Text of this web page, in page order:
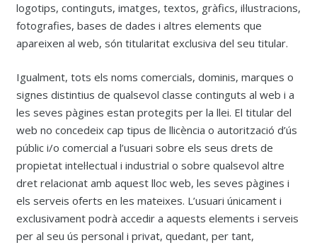
logotips, continguts, imatges, textos, gràfics, il·lustracions,
fotografies, bases de dades i altres elements que
apareixen al web, són titularitat exclusiva del seu titular.
Igualment, tots els noms comercials, dominis, marques o
signes distintius de qualsevol classe continguts al web i a
les seves pàgines estan protegits per la llei. El titular del
web no concedeix cap tipus de llicència o autorització d’ús
públic i/o comercial a l’usuari sobre els seus drets de
propietat intel·lectual i industrial o sobre qualsevol altre
dret relacionat amb aquest lloc web, les seves pàgines i
els serveis oferts en les mateixes. L’usuari únicament i
exclusivament podrà accedir a aquests elements i serveis
per al seu ús personal i privat, quedant, per tant,